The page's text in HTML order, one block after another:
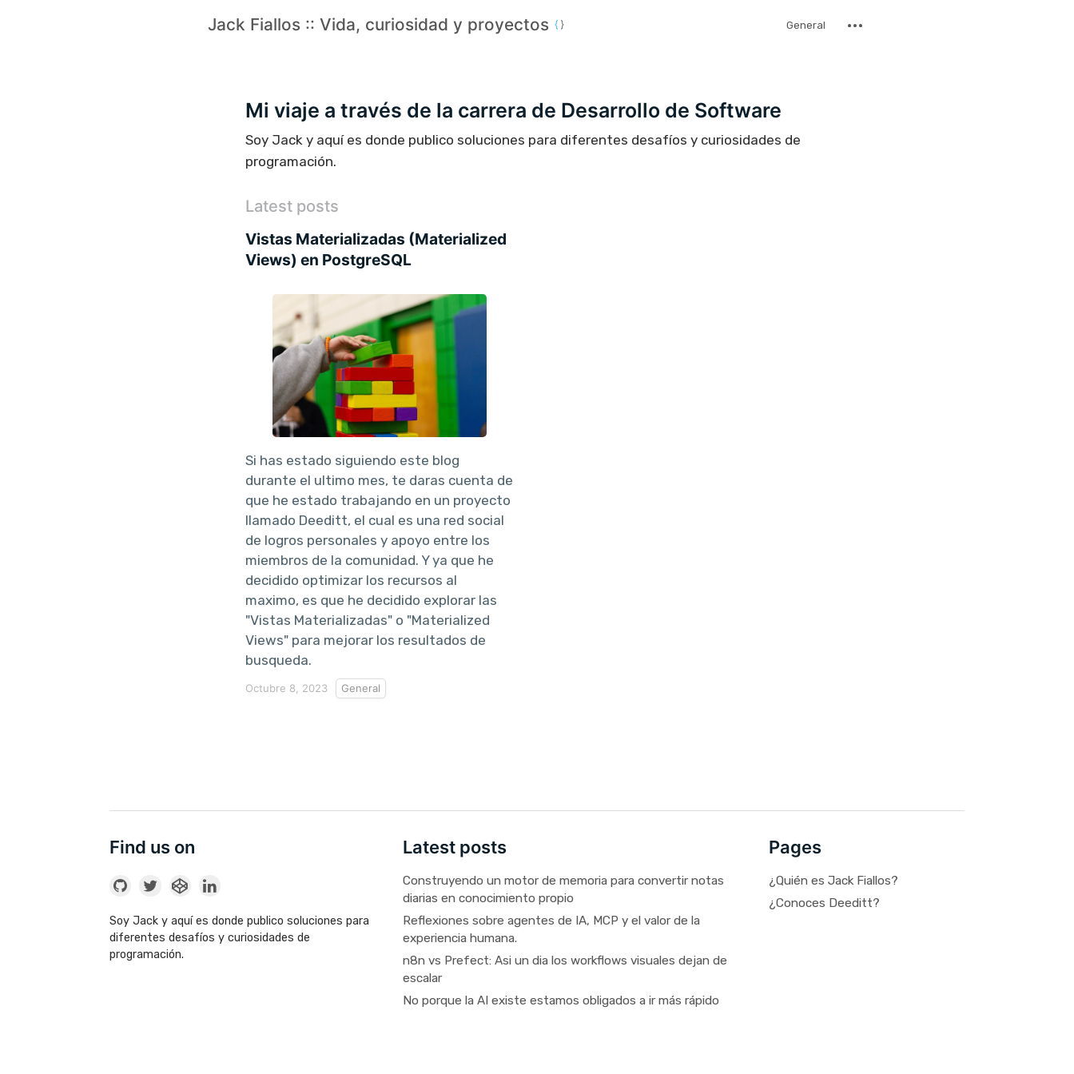
Jack Fiallos :: Vida, curiosidad y proyectos General
Mi viaje a través de la carrera de Desarrollo de Software
Soy Jack y aquí es donde publico soluciones para diferentes desafíos y curiosidades de
programación.
Latest posts
Vistas Materializadas (Materialized
Views) en PostgreSQL
Si has estado siguiendo este blog
durante el ultimo mes, te daras cuenta de
que he estado trabajando en un proyecto
llamado Deeditt, el cual es una red social
de logros personales y apoyo entre los
miembros de la comunidad. Y ya que he
decidido optimizar los recursos al
maximo, es que he decidido explorar las
"Vistas Materializadas" o "Materialized
Views" para mejorar los resultados de
busqueda.
Octubre 8, 2023 General
Find us on
Soy Jack y aquí es donde publico soluciones para
diferentes desafíos y curiosidades de
programación.
Latest posts
Construyendo un motor de memoria para convertir notas
diarias en conocimiento propio
Reflexiones sobre agentes de IA, MCP y el valor de la
experiencia humana.
n8n vs Prefect: Asi un dia los workflows visuales dejan de
escalar
No porque la AI existe estamos obligados a ir más rápido
Pages
¿Quién es Jack Fiallos?
¿Conoces Deeditt?